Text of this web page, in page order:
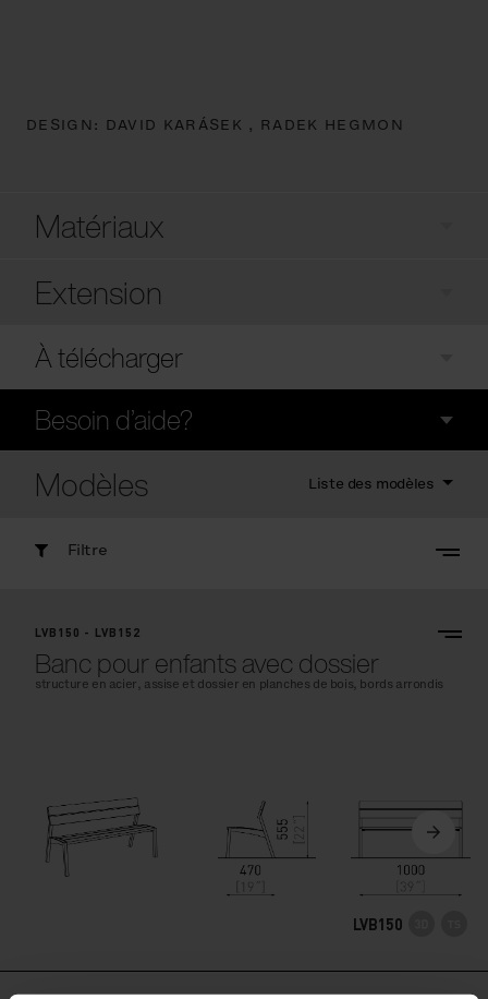
DESIGN: DAVID KARÁSEK , RADEK HEGMON
Matériaux
Extension
À télécharger
Besoin d’aide?
Modèles Liste des modèles
Filtre
LVB150 - LVB152
Banc pour enfants avec dossier
structure en acier, assise et dossier en planches de bois, bords arrondis
LVB150